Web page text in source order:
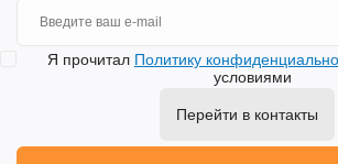
Я прочитал Политику
условиями
Перейти в контакты